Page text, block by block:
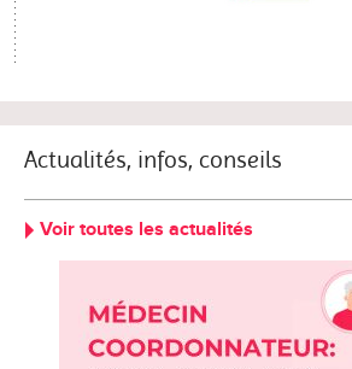
Actualités, infos, conseils
Voir toutes les actualités